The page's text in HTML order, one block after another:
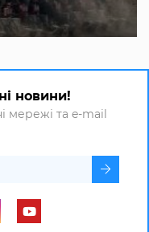
новини!
мережі та e-mail